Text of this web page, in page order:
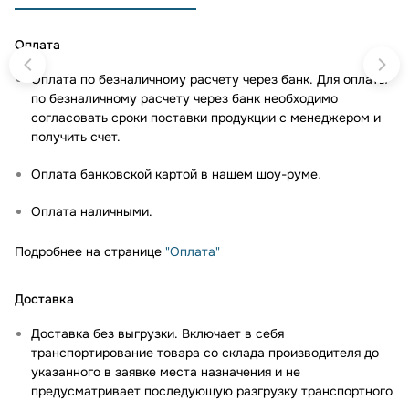
Оплата
Оплата по безналичному расчету через банк. Для оплаты
по безналичному расчету через банк необходимо
согласовать сроки поставки продукции с менеджером и
получить счет.
Оплата банковской картой в нашем шоу-руме.
Оплата наличными.
Подробнее на странице "Оплата"
Доставка
Доставка без выгрузки. Включает в себя
транспортирование товара со склада производителя до
указанного в заявке места назначения и не
предусматривает последующую разгрузку транспортного